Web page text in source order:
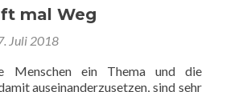
mal Weg
Juli 2018
ein Thema und die
auseinanderzusetzen, sind sehr